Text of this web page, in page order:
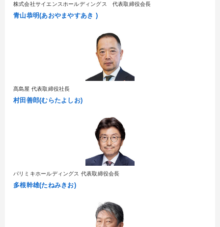
株式会社サイエンスホールディングス 代表取締役会長
青山恭明(あおやまやすあき )
髙島屋 代表取締役社長
村田善郎(むらたよしお)
パリミキホールディングス 代表取締役会長
多根幹雄(たねみきお)